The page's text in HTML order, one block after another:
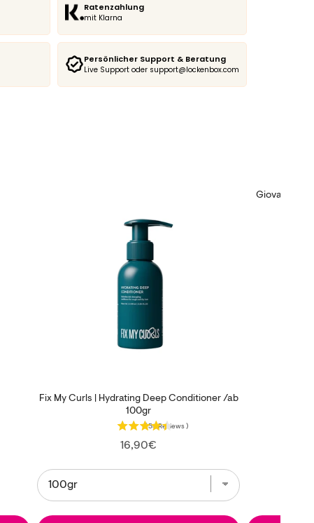
Ratenzahlung
mit Klarna
Persönlicher Support & Beratung
Live Support oder support@lockenbox.com
Fix My Curls | Hydrating Deep Conditioner /ab
100gr
54 Reviews )
Price
16,90€
Giovanni |